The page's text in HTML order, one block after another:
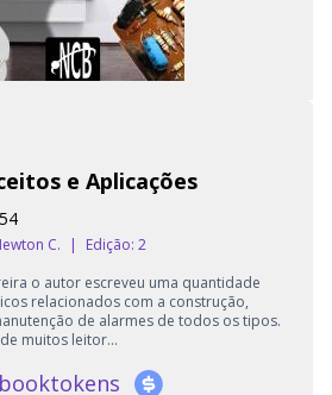
e Aplicações
C. |
Edição: 2
o autor escreveu uma quantidade
relacionados com a construção,
de alarmes de todos os tipos.
muitos leitor...
booktokens